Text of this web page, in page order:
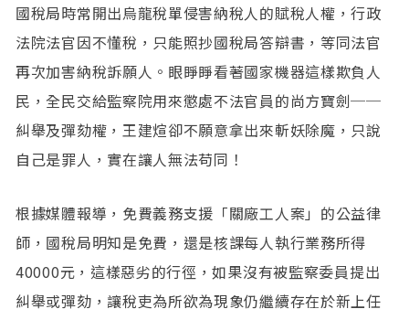
國稅局時常開出烏龍稅單侵害納稅人的賦稅人權，行政
法院法官因不懂稅，只能照抄國稅局答辯書，等同法官
再次加害納稅訴願人。眼睜睜看著國家機器這樣欺負人
民，全民交給監察院用來懲處不法官員的尚方寶劍──
糾舉及彈劾權，王建煊卻不願意拿出來斬妖除魔，只說
自己是罪人，實在讓人無法苟同！
根據媒體報導，免費義務支援「關廠工人案」的公益律
師，國稅局明知是免費，還是核課每人執行業務所得
40000元，這樣惡劣的行徑，如果沒有被監察委員提出
糾舉或彈劾，讓稅吏為所欲為現象仍繼續存在於新上任